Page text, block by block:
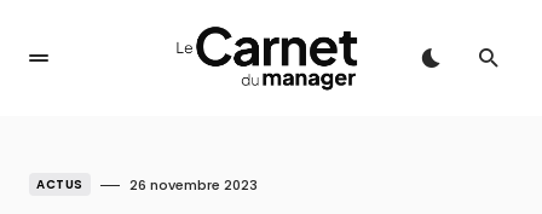
ACTUS 26 novembre 2023